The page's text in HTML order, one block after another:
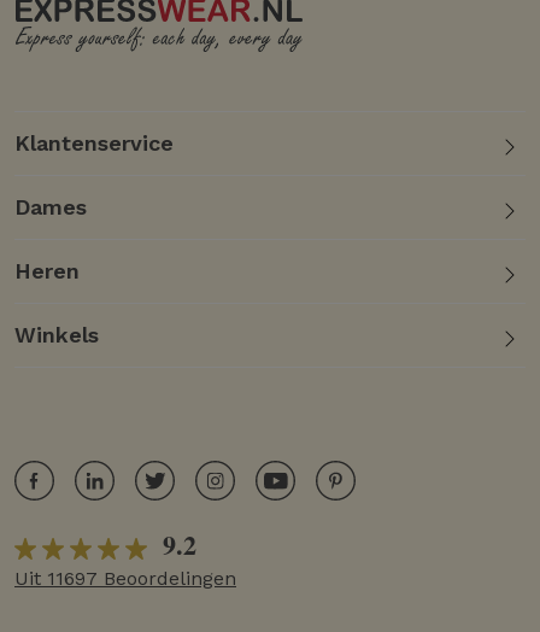
Klantenservice
Dames
Heren
Winkels
9.2
Uit 11697 Beoordelingen